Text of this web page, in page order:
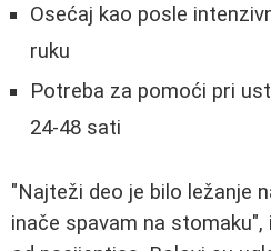
Osećaj kao posle
ruku
Potreba za pomoći pri
24-48 sati
"Najteži deo je bilo ležanje
inače spavam na